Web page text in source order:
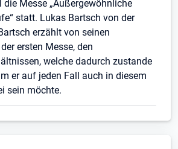
Messe „Außergewöhnliche
statt. Lukas Bartsch von der
erzählt von seinen
ersten Messe, den
welche dadurch zustande
er auf jeden Fall auch in diesem
sein möchte.